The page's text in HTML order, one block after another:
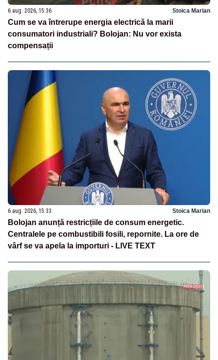
6 aug. 2026, 15:36 Stoica Marian
Cum se va întrerupe energia electrică la marii
consumatori industriali? Bolojan: Nu vor exista
compensații
6 aug. 2026, 15:33 Stoica Marian
Bolojan anunță restricțiile de consum energetic.
Centralele pe combustibili fosili, repornite. La ore de
vârf se va apela la importuri - LIVE TEXT